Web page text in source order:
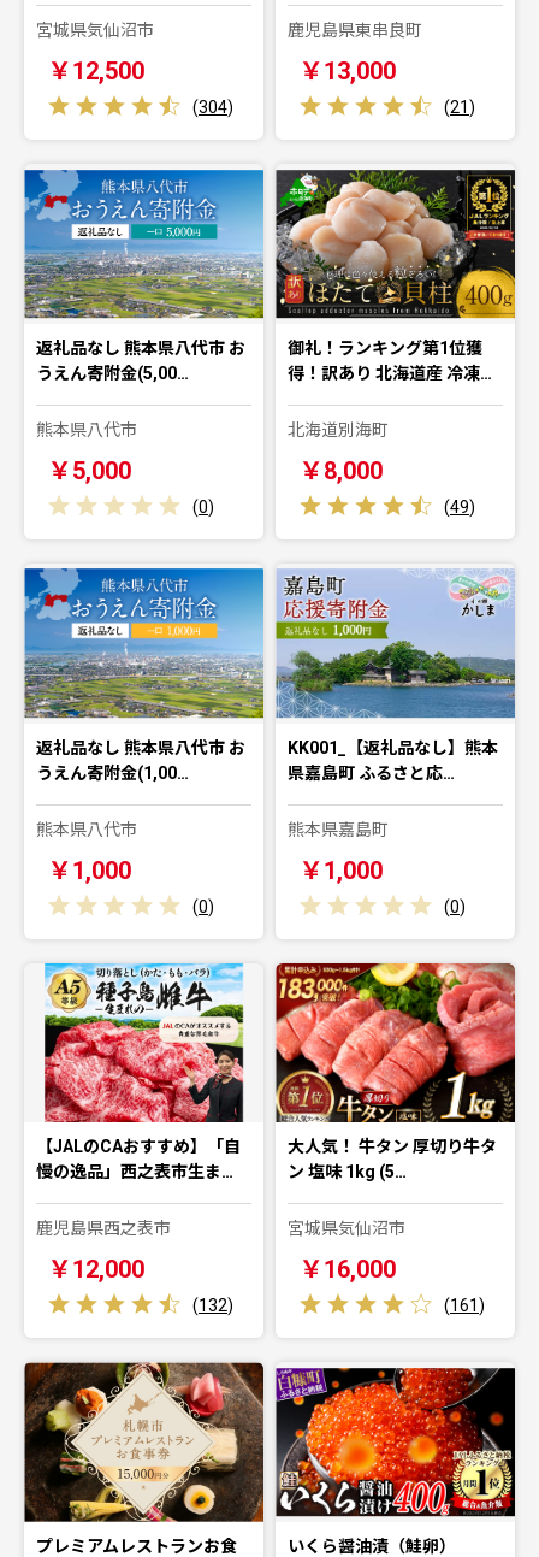
宮城県気仙沼市
￥12,500
(304)
鹿児島県東串良町
￥13,000
(21)
返礼品なし 熊本県八代市 お
うえん寄附金(5,00…
熊本県八代市
￥5,000
(0)
御礼！ランキング第1位獲
得！訳あり 北海道産 冷凍…
北海道別海町
￥8,000
(49)
返礼品なし 熊本県八代市 お
うえん寄附金(1,00…
熊本県八代市
￥1,000
(0)
KK001_【返礼品なし】熊本
県嘉島町 ふるさと応…
熊本県嘉島町
￥1,000
(0)
【JALのCAおすすめ】「自
慢の逸品」西之表市生ま…
鹿児島県西之表市
￥12,000
(132)
大人気！ 牛タン 厚切り牛タ
ン 塩味 1kg (5…
宮城県気仙沼市
￥16,000
(161)
プレミアムレストランお食
いくら醤油漬（鮭卵）